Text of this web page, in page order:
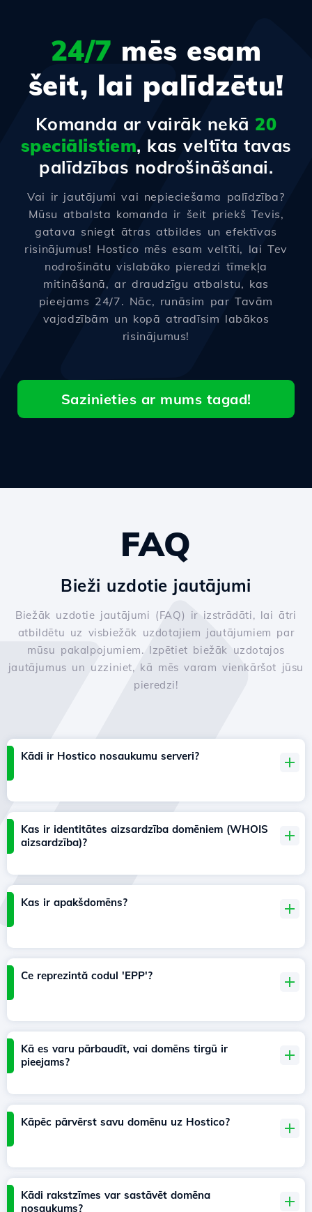
24/7 mēs esam
šeit, lai palīdzētu!
Komanda ar vairāk nekā 20
speciālistiem, kas veltīta tavas
palīdzības nodrošināšanai.
Vai ir jautājumi vai nepieciešama palīdzība?
Mūsu atbalsta komanda ir šeit priekš Tevis,
gatava sniegt ātras atbildes un efektīvas
risinājumus! Hostico mēs esam veltīti, lai Tev
nodrošinātu vislabāko pieredzi tīmekļa
mitināšanā, ar draudzīgu atbalstu, kas
pieejams 24/7. Nāc, runāsim par Tavām
vajadzībām un kopā atradīsim labākos
risinājumus!
Sazinieties ar mums tagad!
FAQ
Bieži uzdotie jautājumi
Biežāk uzdotie jautājumi (FAQ) ir izstrādāti, lai ātri
atbildētu uz visbiežāk uzdotajiem jautājumiem par
mūsu pakalpojumiem. Izpētiet biežāk uzdotajos
jautājumus un uzziniet, kā mēs varam vienkāršot jūsu
pieredzi!
Kādi ir Hostico nosaukumu serveri?
Kas ir identitātes aizsardzība domēniem (WHOIS
aizsardzība)?
Kas ir apakšdomēns?
Ce reprezintă codul 'EPP'?
Kā es varu pārbaudīt, vai domēns tirgū ir
pieejams?
Kāpēc pārvērst savu domēnu uz Hostico?
Kādi rakstzīmes var sastāvēt domēna
nosaukums?